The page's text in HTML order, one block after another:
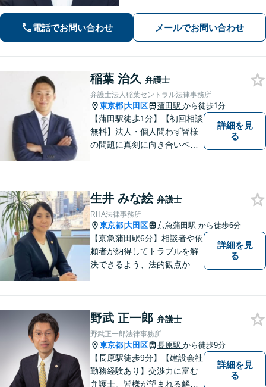
対応：遺産分割協議・調停から遺留分
侵害請求や相続放棄の手続きまで丁寧
にサポートいたします」【完全個室対
応】
電話でお問い合わせ メールでお問い合わせ
稲葉 治久 弁護士
弁護士法人稲葉セントラル法律事務所
東京都|大田区 蒲田駅 から徒歩1分
【蒲田駅徒歩1分】【初回相談
無料】法人・個人問わず皆様
の問題に真剣に向き合いベス
詳細を見
る
生井 みな絵 弁護士
RHA法律事務所
東京都|大田区 京急蒲田駅 から徒歩6分
【京急蒲田駅6分】相談者や依
頼者が納得してトラブルを解
決できるよう、法的観点から
善の解決策を共に検討したい
と考えています。 是非お気軽
にお問合せください。
詳細を見
る
野武 正一郎 弁護士
野武正一郎法律事務所
東京都|大田区 長原駅 から徒歩9分
【長原駅徒歩9分】【建設会社
勤務経験あり】交渉力に富む
弁護士。皆様が望まれる解決
詳細を見
る